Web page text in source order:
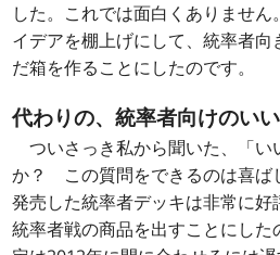
した。これでは面白くありませ
イデアを棚上げにして、統率者
だ箱を作ることにしたのです。
代わりの、統率者向けのい
ついさっき私から聞いた、「い
か？ この質問をできるのは喜ば
発売した統率者デッキは非常に
統率者戦の商品を出すことにし